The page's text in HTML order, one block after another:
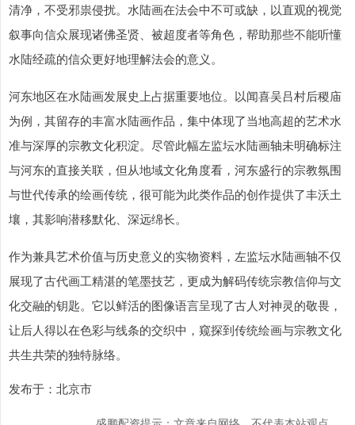
清净，不受邪祟侵扰。水陆画在法会中不可或缺，以直观的视觉
叙事向信众展现诸佛圣贤、被超度者等角色，帮助那些不能听懂
水陆经疏的信众更好地理解法会的意义。
河东地区在水陆画发展史上占据重要地位。以闻喜吴吕村后稷庙
为例，其留存的丰富水陆画作品，集中体现了当地高超的艺术水
准与深厚的宗教文化积淀。尽管此幅左监坛水陆画轴未明确标注
与河东的直接关联，但从地域文化角度看，河东盛行的宗教氛围
与世代传承的绘画传统，很可能为此类作品的创作提供了丰沃土
壤，其影响潜移默化、深远绵长。
作为兼具艺术价值与历史意义的实物资料，左监坛水陆画轴不仅
展现了古代画工精湛的笔墨技艺，更成为解码传统宗教信仰与文
化交融的钥匙。它以鲜活的图像语言呈现了古人对神灵的敬畏，
让后人得以在色彩与线条的交织中，窥探到传统绘画与宗教文化
共生共荣的独特脉络。
发布于：北京市